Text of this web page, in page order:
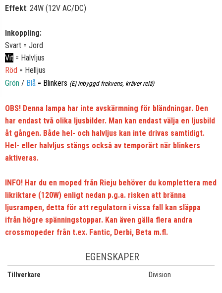
Effekt: 24W (12V AC/DC)
Inkoppling:
Svart = Jord
Vit = Halvljus
Röd = Helljus
Grön / Blå = Blinkers (Ej inbyggd frekvens, kräver relä)
OBS! Denna lampa har inte avskärmning för bländningar. Den
har endast två olika ljusbilder. Man kan endast välja en ljusbild
åt gången. Både hel- och halvljus kan inte drivas samtidigt.
Hel- eller halvljus stängs också av temporärt när blinkers
aktiveras.
INFO! Har du en moped från Rieju behöver du komplettera med
likriktare (120W) enligt nedan p.g.a. risken att bränna
ljusrampen, detta för att regulatorn i vissa fall kan släppa
ifrån högre spänningstoppar. Kan även gälla flera andra
crossmopeder från t.ex. Fantic, Derbi, Beta m.fl.
EGENSKAPER
Tillverkare Division